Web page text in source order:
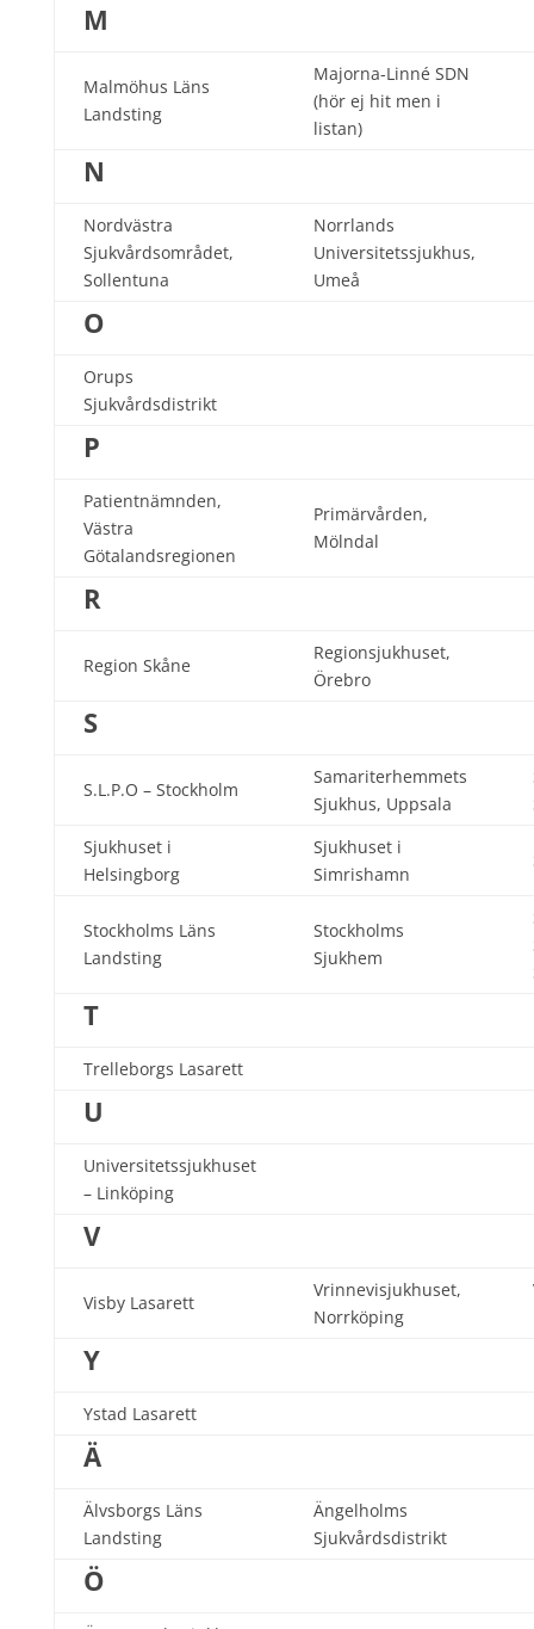
M
Malmöhus Läns
Landsting
Majorna-Linné SDN
(hör ej hit men i
listan)
N
Nordvästra
Sjukvårdsområdet,
Sollentuna
Norrlands
Universitetssjukhus,
Umeå
O
Orups
Sjukvårdsdistrikt
P
Patientnämnden,
Västra
Götalandsregionen
Primärvården,
Mölndal
R
Region Skåne
Regionsjukhuset,
Örebro
S
S.L.P.O – Stockholm
Samariterhemmets
Sjukhus, Uppsala
Sjukhuset i
Helsingborg
Sjukhuset i
Simrishamn
Stockholms Läns
Landsting
Stockholms
Sjukhem
T
Trelleborgs Lasarett
U
Universitetssjukhuset
– Linköping
V
Visby Lasarett
Vrinnevisjukhuset,
Norrköping
Y
Ystad Lasarett
Ä
Älvsborgs Läns
Landsting
Ängelholms
Sjukvårdsdistrikt
Ö